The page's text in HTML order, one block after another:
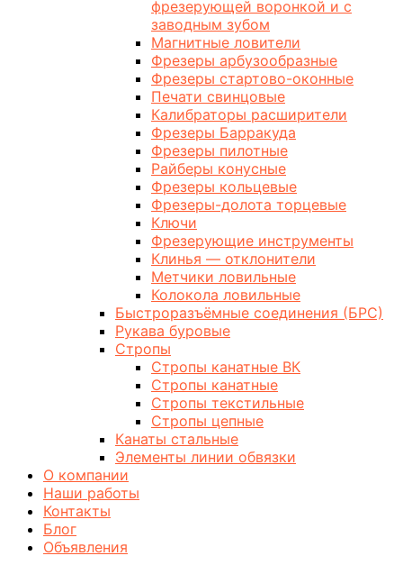
фрезерующей воронкой и с
заводным зубом
Магнитные ловители
Фрезеры арбузообразные
Фрезеры стартово-оконные
Печати свинцовые
Калибраторы расширители
Фрезеры Барракуда
Фрезеры пилотные
Райберы конусные
Фрезеры кольцевые
Фрезеры-долота торцевые
Ключи
Фрезерующие инструменты
Клинья — отклонители
Метчики ловильные
Колокола ловильные
Быстроразъёмные соединения (БРС)
Рукава буровые
Стропы
Стропы канатные ВК
Стропы канатные
Стропы текстильные
Стропы цепные
Канаты стальные
Элементы линии обвязки
О компании
Наши работы
Контакты
Блог
Объявления